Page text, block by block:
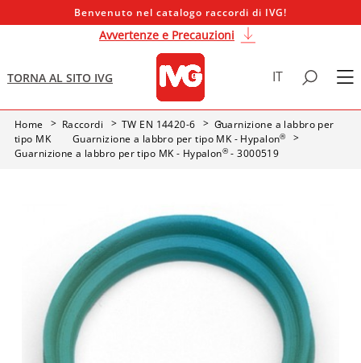
Benvenuto nel catalogo raccordi di IVG!
Avvertenze e Precauzioni
TORNA AL SITO IVG IT
Home Raccordi TW EN 14420-6
Guarnizione a labbro per
tipo MK
Guarnizione a labbro per tipo MK - Hypalon®
Guarnizione a labbro per tipo MK - Hypalon® - 3000519